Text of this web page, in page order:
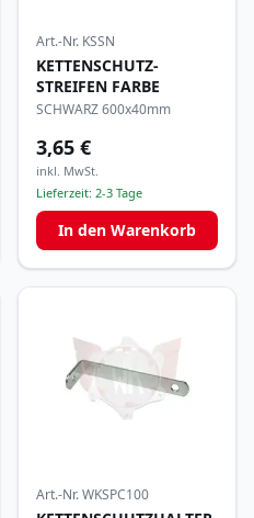
Art.-Nr. KSSN
KETTENSCHUTZ-
STREIFEN FARBE
SCHWARZ 600x40mm
3,65 €
inkl. MwSt.
Lieferzeit: 2-3 Tage
In den Warenkorb
Art.-Nr.WKSPC100